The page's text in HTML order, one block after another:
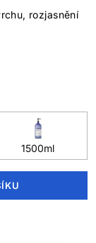
rozjasnění
1500ml